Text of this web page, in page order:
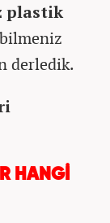
plastik
derledik.
HANGİ